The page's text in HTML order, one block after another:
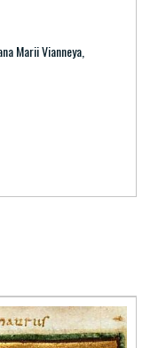
Marii Vianneya,